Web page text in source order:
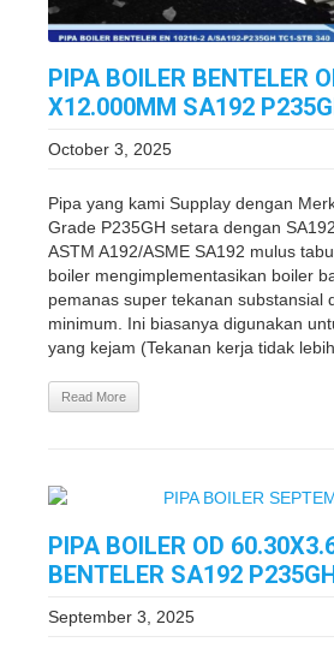
PIPA BOILER BENTELER
X12.000MM SA192
October 3, 2025
Pipa yang kami Supplay dengan
Grade P235GH setara dengan
ASTM A192/ASME SA192 mulus
boiler mengimplementasikan boiler
pemanas super tekanan substansial
minimum. Ini biasanya digunakan
yang kejam (Tekanan kerja tidak lebih
Read More
PIPA BOILER OD
BENTELER SA192
September 3, 2025